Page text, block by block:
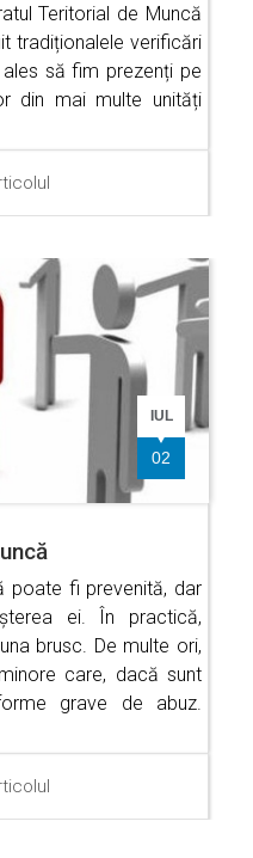
Teritorial de Muncă
tradiționalele verificări
să fim prezenți pe
din mai multe unități
IUL
02
poate fi prevenită, dar
ei. În practică,
brusc. De multe ori,
care, dacă sunt
grave de abuz.